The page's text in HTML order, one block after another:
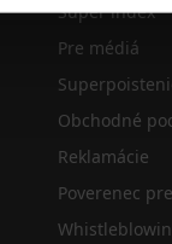
Super index
Pre médiá
Obchodné
Reklamácie
Poverenec